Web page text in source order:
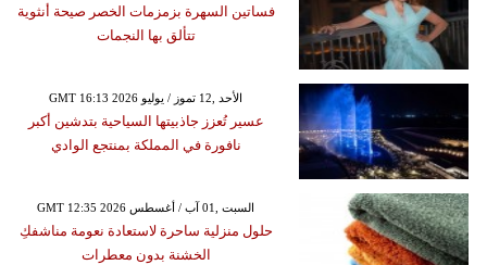
فساتين السهرة بزمزمات الخصر صيحة أنثوية
تتألق بها النجمات
GMT 16:13 2026 الأحد ,12 تموز / يوليو
عسير تُعزز جاذبيتها السياحية بتدشين أكبر
نافورة في المملكة بمنتجع الوادي
GMT 12:35 2026 السبت ,01 آب / أغسطس
حلول منزلية ساحرة لاستعادة نعومة مناشفكِ
الخشنة بدون معطرات